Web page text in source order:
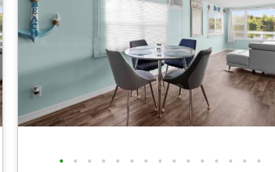
• • • • • • • • • • • • • • •